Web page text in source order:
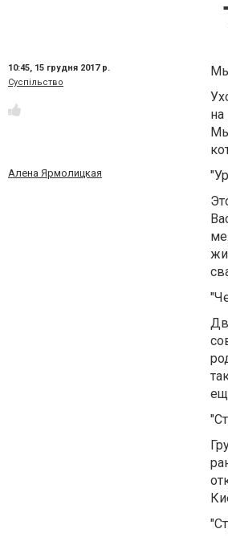
10:45, 15 грудня 2017 р.
Суспільство
Алена Ярмолицкая